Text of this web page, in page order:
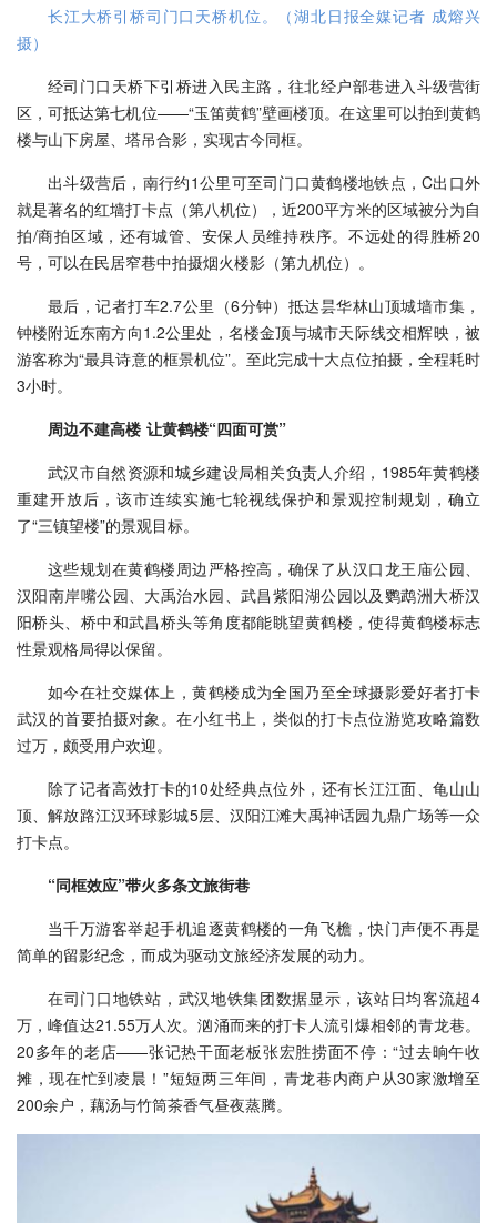
长江大桥引桥司门口天桥机位。（湖北日报全媒记者 成熔兴
摄）
经司门口天桥下引桥进入民主路，往北经户部巷进入斗级营街
区，可抵达第七机位——“玉笛黄鹤”壁画楼顶。在这里可以拍到黄鹤
楼与山下房屋、塔吊合影，实现古今同框。
出斗级营后，南行约1公里可至司门口黄鹤楼地铁点，C出口外
就是著名的红墙打卡点（第八机位），近200平方米的区域被分为自
拍/商拍区域，还有城管、安保人员维持秩序。不远处的得胜桥20
号，可以在民居窄巷中拍摄烟火楼影（第九机位）。
最后，记者打车2.7公里（6分钟）抵达昙华林山顶城墙市集，
钟楼附近东南方向1.2公里处，名楼金顶与城市天际线交相辉映，被
游客称为“最具诗意的框景机位”。至此完成十大点位拍摄，全程耗时
3小时。
周边不建高楼 让黄鹤楼“四面可赏”
武汉市自然资源和城乡建设局相关负责人介绍，1985年黄鹤楼
重建开放后，该市连续实施七轮视线保护和景观控制规划，确立
了“三镇望楼”的景观目标。
这些规划在黄鹤楼周边严格控高，确保了从汉口龙王庙公园、
汉阳南岸嘴公园、大禹治水园、武昌紫阳湖公园以及鹦鹉洲大桥汉
阳桥头、桥中和武昌桥头等角度都能眺望黄鹤楼，使得黄鹤楼标志
性景观格局得以保留。
如今在社交媒体上，黄鹤楼成为全国乃至全球摄影爱好者打卡
武汉的首要拍摄对象。在小红书上，类似的打卡点位游览攻略篇数
过万，颇受用户欢迎。
除了记者高效打卡的10处经典点位外，还有长江江面、龟山山
顶、解放路江汉环球影城5层、汉阳江滩大禹神话园九鼎广场等一众
打卡点。
“同框效应”带火多条文旅街巷
当千万游客举起手机追逐黄鹤楼的一角飞檐，快门声便不再是
简单的留影纪念，而成为驱动文旅经济发展的动力。
在司门口地铁站，武汉地铁集团数据显示，该站日均客流超4
万，峰值达21.55万人次。汹涌而来的打卡人流引爆相邻的青龙巷。
20多年的老店——张记热干面老板张宏胜捞面不停：“过去晌午收
摊，现在忙到凌晨！”短短两三年间，青龙巷内商户从30家激增至
200余户，藕汤与竹筒茶香气昼夜蒸腾。